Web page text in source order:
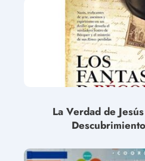
La Verdad de